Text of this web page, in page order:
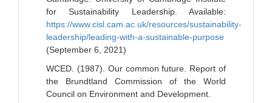
for Sustainability Leadership. Available:
https://www.cisl.cam.ac.uk/resources/sustainability-
leadership/leading-with-a-sustainable-purpose
(September 6, 2021)
WCED. (1987). Our common future. Report of
the Brundtland Commission of the World
Council on Environment and Development.